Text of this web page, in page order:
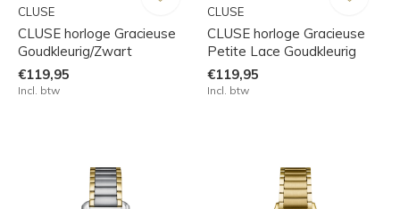
CLUSE
CLUSE horloge Gracieuse
Goudkleurig/Zwart
€119,95
Incl. btw
CLUSE
CLUSE horloge Gracieuse
Petite Lace Goudkleurig
€119,95
Incl. btw